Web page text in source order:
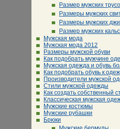
Размер мужских
Размеры мужских
Размеры мужских
Размер мужских
Мужская мода
Мужская мода 2012
Размеры мужской обуви
Как подобрать мужчине
Мужская одежда и обувь
Как подобрать обувь к
Производители мужской
Стили мужской одежды
Как создать собственный
Классическая мужская
Мужские костюмы
Мужские рубашки
Брюки